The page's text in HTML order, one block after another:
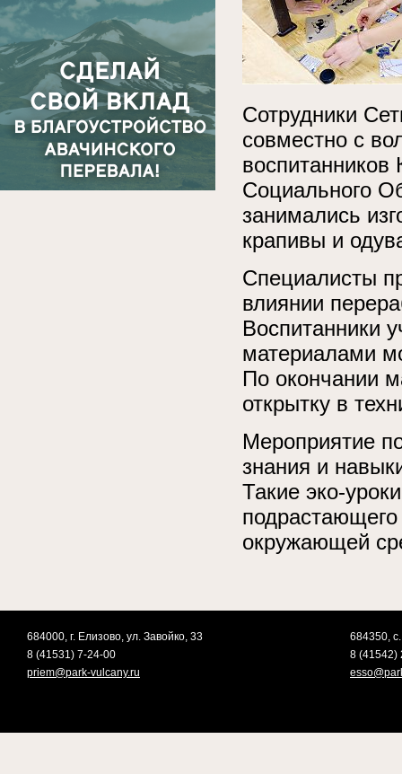
Сотрудники
совместно с
Социального
занимались
крапивы и
Специалисты
влиянии
Воспитанники
материалами
По окончании
открытку в
Мероприятие
знания и
Такие эко-
подрастающего
окружающей
684000, г. Елизово, ул. Завойко, 33
8 (41531) 7-24-00
priem@park-vulcany.ru
684350,
8 (41542)